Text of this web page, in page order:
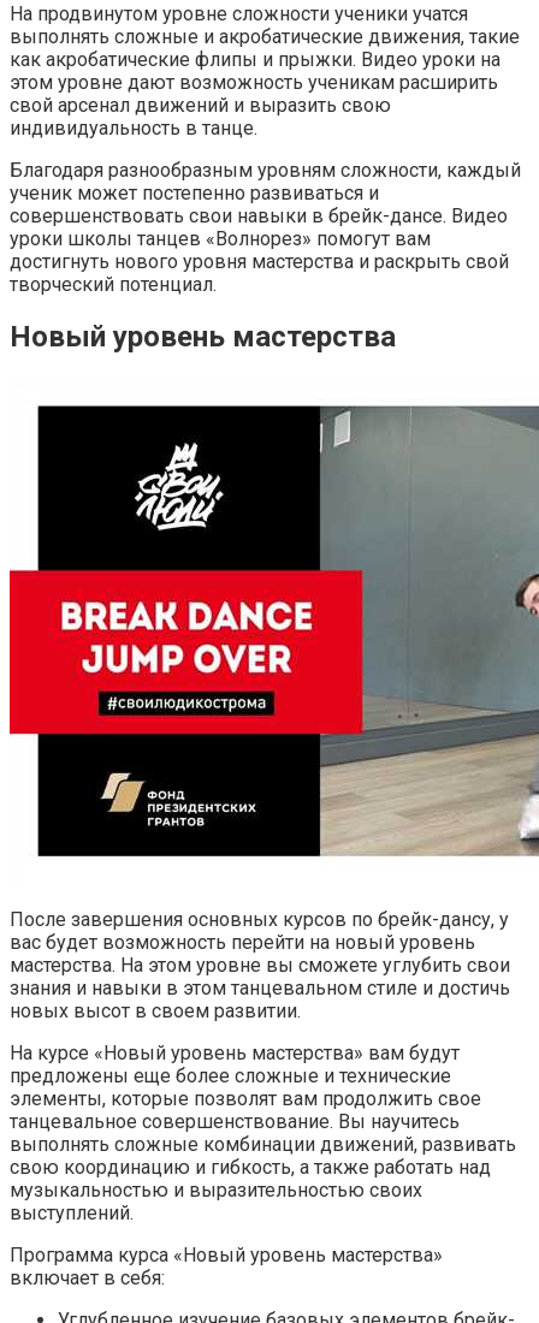
На продвинутом уровне сложности ученики учатся
выполнять сложные и акробатические движения, такие
как акробатические флипы и прыжки. Видео уроки на
этом уровне дают возможность ученикам расширить
свой арсенал движений и выразить свою
индивидуальность в танце.
Благодаря разнообразным уровням сложности, каждый
ученик может постепенно развиваться и
совершенствовать свои навыки в брейк-дансе. Видео
уроки школы танцев «Волнорез» помогут вам
достигнуть нового уровня мастерства и раскрыть свой
творческий потенциал.
Новый уровень мастерства
После завершения основных курсов по брейк-дансу, у
вас будет возможность перейти на новый уровень
мастерства. На этом уровне вы сможете углубить свои
знания и навыки в этом танцевальном стиле и достичь
новых высот в своем развитии.
На курсе «Новый уровень мастерства» вам будут
предложены еще более сложные и технические
элементы, которые позволят вам продолжить свое
танцевальное совершенствование. Вы научитесь
выполнять сложные комбинации движений, развивать
свою координацию и гибкость, а также работать над
музыкальностью и выразительностью своих
выступлений.
Программа курса «Новый уровень мастерства»
включает в себя: